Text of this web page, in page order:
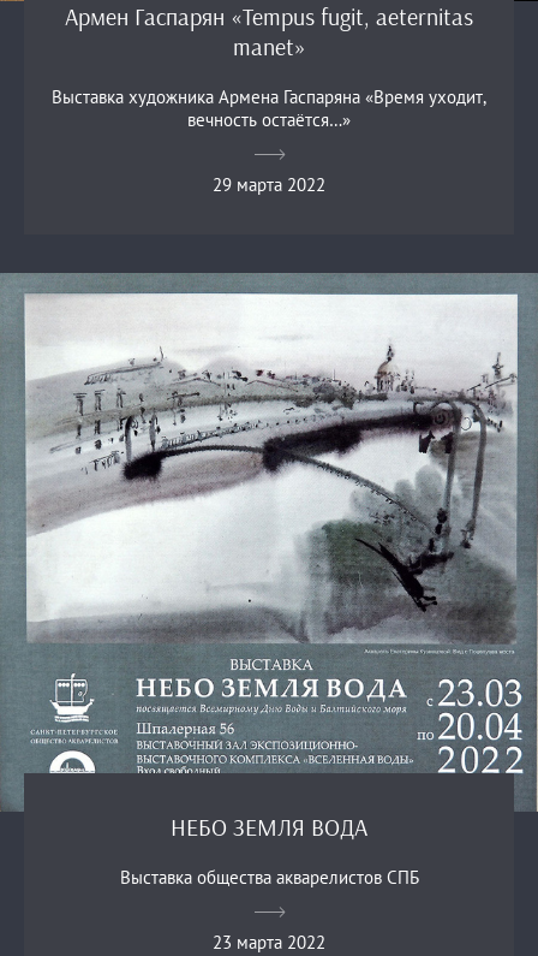
Армен Гаспарян «Tempus fugit, aeternitas
manet»
Выставка художника Армена Гаспаряна «Время уходит,
вечность остаётся…»
29 марта 2022
НЕБО ЗЕМЛЯ ВОДА
Выставка общества акварелистов СПБ
23 марта 2022